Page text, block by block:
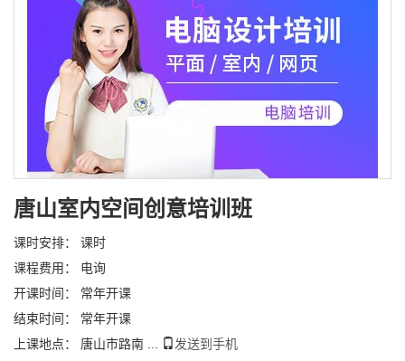
唐山室内空间创意培训班
课时安排： 课时
课程费用： 电询
开课时间： 常年开课
结束时间： 常年开课
上课地点： 唐山市路南 ...
发送到手机